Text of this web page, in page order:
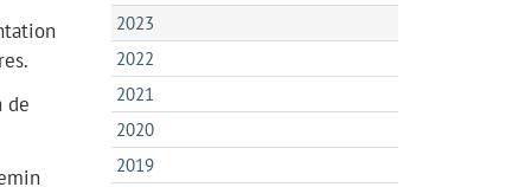
de
2023
2022
2021
2020
2019